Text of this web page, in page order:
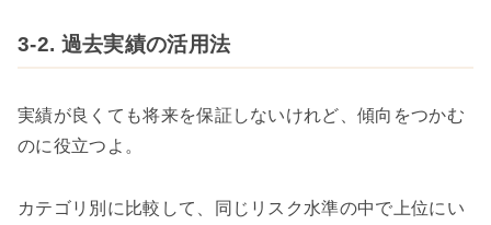
3-2. 過去実績の活用法
実績が良くても将来を保証しないけれど、傾向をつかむ
のに役立つよ。
カテゴリ別に比較して、同じリスク水準の中で上位にい